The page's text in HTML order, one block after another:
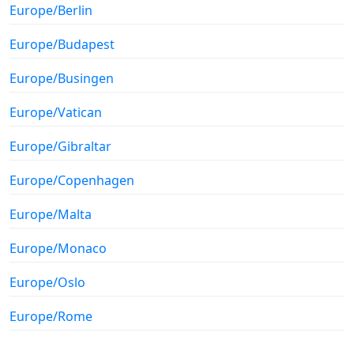
Europe/Berlin
Europe/Budapest
Europe/Busingen
Europe/Vatican
Europe/Gibraltar
Europe/Copenhagen
Europe/Malta
Europe/Monaco
Europe/Oslo
Europe/Rome